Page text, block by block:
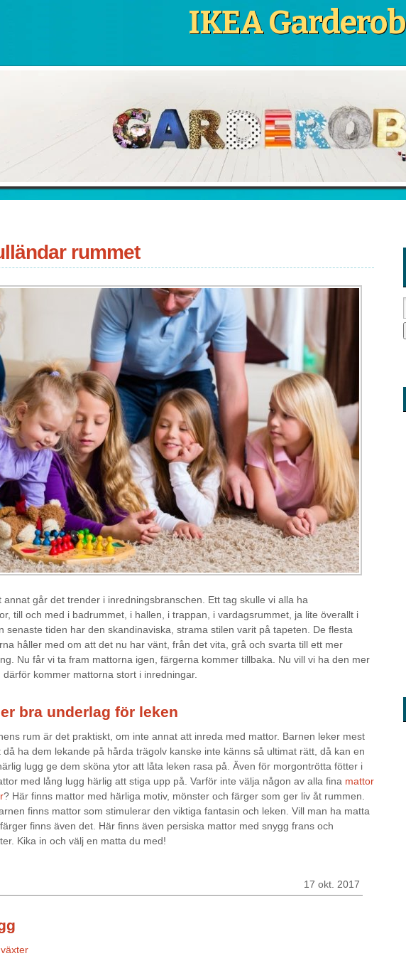
IKEA Garderob
rummet
annat går det trender i inredningsbranschen. Ett tag skulle vi alla ha
till och med i badrummet, i hallen, i trappan, i vardagsrummet, ja lite överallt i
senaste tiden har den skandinaviska, strama stilen varit på tapeten. De flesta
håller med om att det nu har vänt, från det vita, grå och svarta till ett mer
Nu får vi ta fram mattorna igen, färgerna kommer tillbaka. Nu vill vi ha den mer
kommer mattorna stort i inredningar.
bra underlag för leken
rum är det praktiskt, om inte annat att inreda med mattor. Barnen leker mest
då ha dem lekande på hårda trägolv kanske inte känns så ultimat rätt, då kan en
lugg ge dem sköna ytor att låta leken rasa på. Även för morgontrötta fötter i
med lång lugg härlig att stiga upp på. Varför inte välja någon av alla fina mattor
? Här finns mattor med härliga motiv, mönster och färger som ger liv åt rummen.
finns mattor som stimulerar den viktiga fantasin och leken. Vill man ha matta
finns även det. Här finns även persiska mattor med snygg frans och
Kika in och välj en matta du med!
17 okt. 2017